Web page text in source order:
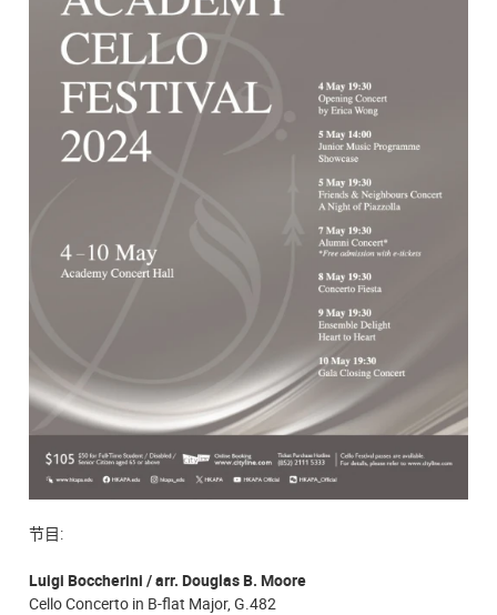
节目:
Luigi Boccherini / arr. Douglas B. Moore
Cello Concerto in B-flat Major, G.482